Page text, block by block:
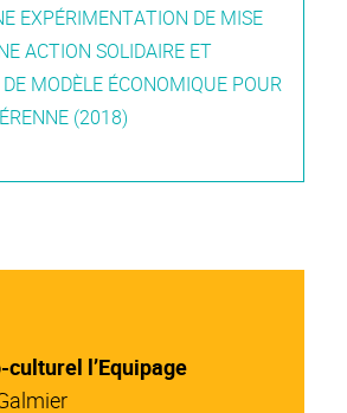
EXPÉRIMENTATION DE MISE
ACTION SOLIDAIRE ET
MODÈLE ÉCONOMIQUE POUR
(2018)
l’Equipage